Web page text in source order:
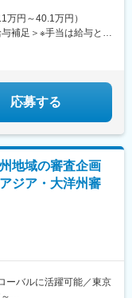
保険提案をします。
の分が昇給に反映され
品の開発もできるほど
罪に巻き込まれる心配
万円～40.1万円）
補足＞※手当は給与とは
応募する
地域の審査企画
ジア・大洋州審
ーバルに活躍可能／東京